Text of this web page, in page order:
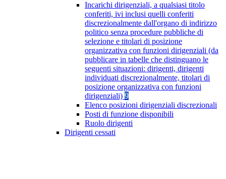
Incarichi dirigenziali, a qualsiasi titolo
conferiti, ivi inclusi quelli conferiti
discrezionalmente dall'organo di indirizzo
politico senza procedure pubbliche di
selezione e titolari di posizione
organizzativa con funzioni dirigenziali (da
pubblicare in tabelle che distinguano le
seguenti situazioni: dirigenti, dirigenti
individuati discrezionalmente, titolari di
posizione organizzativa con funzioni
dirigenziali) 9
Elenco posizioni dirigenziali discrezionali
Posti di funzione disponibili
Ruolo dirigenti
Dirigenti cessati